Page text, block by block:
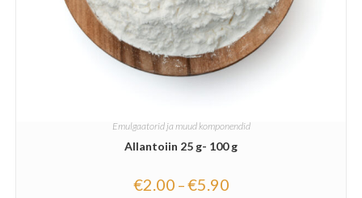
Emulgaatorid ja muud komponendid
Allantoiin 25 g- 100 g
€2.00 –€5.90